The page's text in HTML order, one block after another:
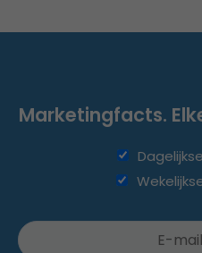
Marketingfacts.